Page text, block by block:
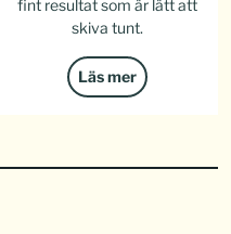
fint resultat som är lätt att
skiva tunt.
Läs mer